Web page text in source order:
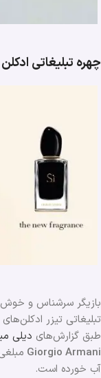
چهره تبلیغاتی
بازیگر سرشناس و خوش
تبلیغاتی تیزر
طبق گزارش‌های دیلی
Giorgio Armani
آب خورده است.